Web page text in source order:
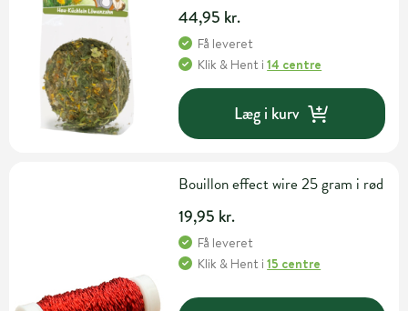
44,95 kr.
Få leveret
Klik & Hent i14 centre
Læg i kurv
Bouillon effect wire 25 gram i rød
19,95 kr.
Få leveret
Klik & Hent i15 centre